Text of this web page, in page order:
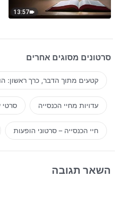
13:57
סרטונים מסוגים אחרים
קטעים מתוך הדבר, כרך ראשון:
עדויות מחיי הכנסייה סרטי
חיי הכנסייה – סרטוני הופעות
השאר תגובה